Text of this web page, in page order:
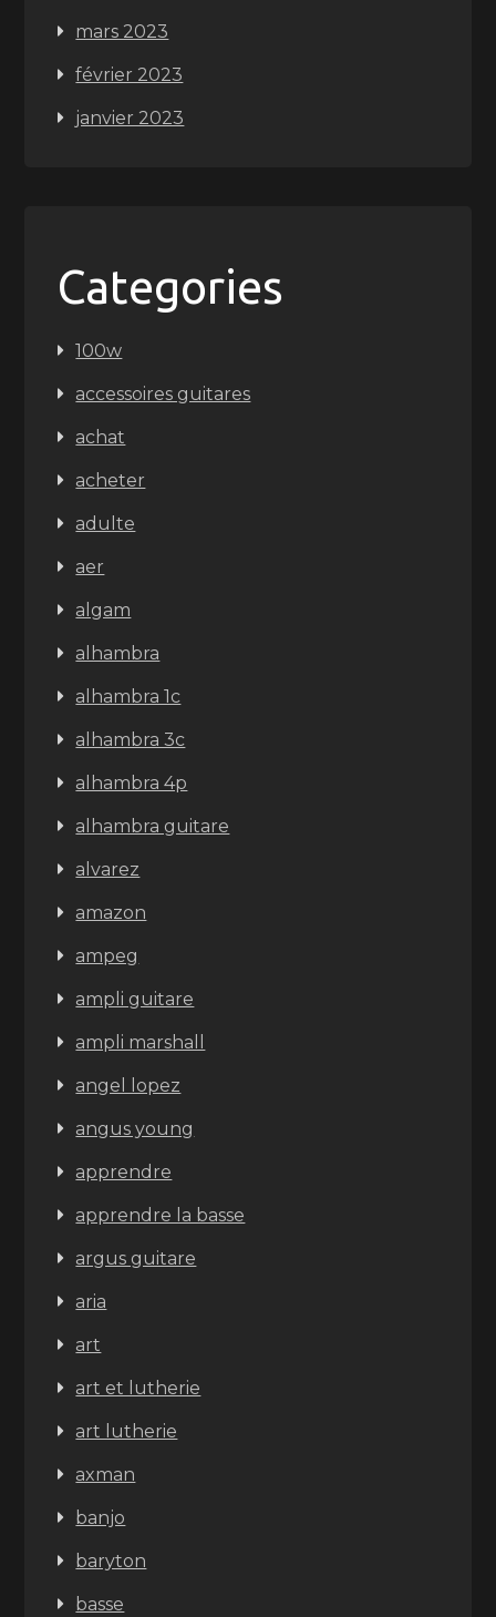
mars 2023
février 2023
janvier 2023
Categories
100w
accessoires guitares
achat
acheter
adulte
aer
algam
alhambra
alhambra 1c
alhambra 3c
alhambra 4p
alhambra guitare
alvarez
amazon
ampeg
ampli guitare
ampli marshall
angel lopez
angus young
apprendre
apprendre la basse
argus guitare
aria
art
art et lutherie
art lutherie
axman
banjo
baryton
basse